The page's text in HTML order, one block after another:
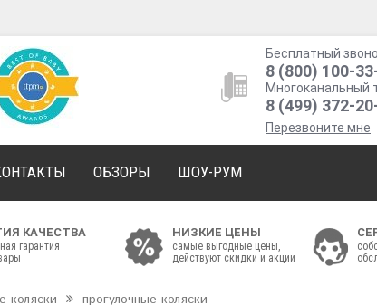
Бесплатный
8 (800) 100-
Многоканальный
8 (499) 372-
Перезвоните мне
ОБЗОРЫ ШОУ-РУМ
КАЧЕСТВА
гарантия
НИЗКИЕ ЦЕНЫ
самые выгодные цены,
действуют скидки и акции
коляски прогулочные коляски